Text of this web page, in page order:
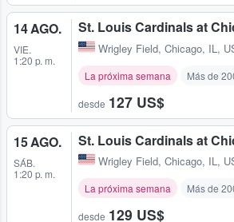
14 AGO.
VIE.
1:20 p. m.
St. Louis Cardinals at
Wrigley Field, Chicago, IL,
La próxima semana Más de
desde 127 US$
15 AGO.
SÁB.
1:20 p. m.
St. Louis Cardinals at
Wrigley Field, Chicago, IL,
La próxima semana Más de
desde 129 US$